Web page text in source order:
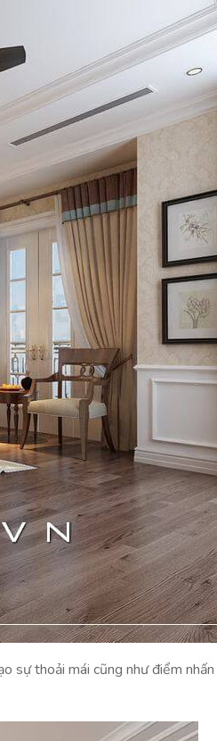
thoải mái cũng như điểm nhấn